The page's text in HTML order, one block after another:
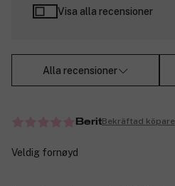
Visa alla recensioner
Alla recensioner
BeritBekräftad köpare
Veldig fornøyd